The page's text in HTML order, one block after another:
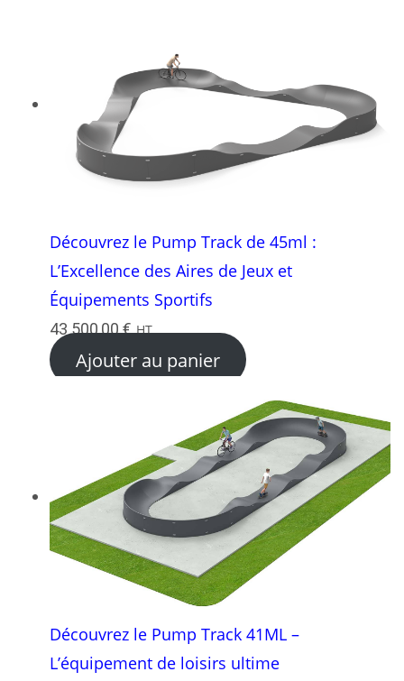
Découvrez le Pump Track de 45ml :
L’Excellence des Aires de Jeux et
Équipements Sportifs
43 500,00€ HT
Ajouter au panier
Découvrez le Pump Track 41ML –
L’équipement de loisirs ultime